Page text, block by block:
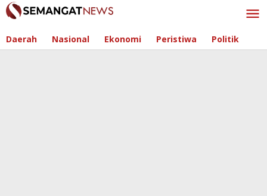
Skip
to
Daerah Nasional Ekonomi Peristiwa Politik